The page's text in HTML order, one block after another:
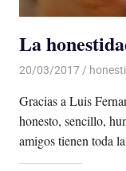
La
20/03/2017 Luis
Gracias a Luis
honesto, sencillo,
amigos tienen toda